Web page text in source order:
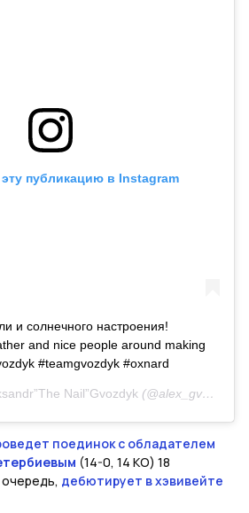
публикацию в Instagram
и солнечного настроения!
and nice people around making
#teamgvozdyk #oxnard
Nail”Gvozdyk (@alex_gvozdyk)
поединок с обладателем
(14-0, 14 КО) 18
дебютирует в хэвивейте